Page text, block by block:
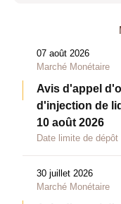
07 août 2026
Marché Monétaire
Avis d'appel
d'injection de
10 août 2026
Date limite de
30 juillet 2026
Marché Monétaire